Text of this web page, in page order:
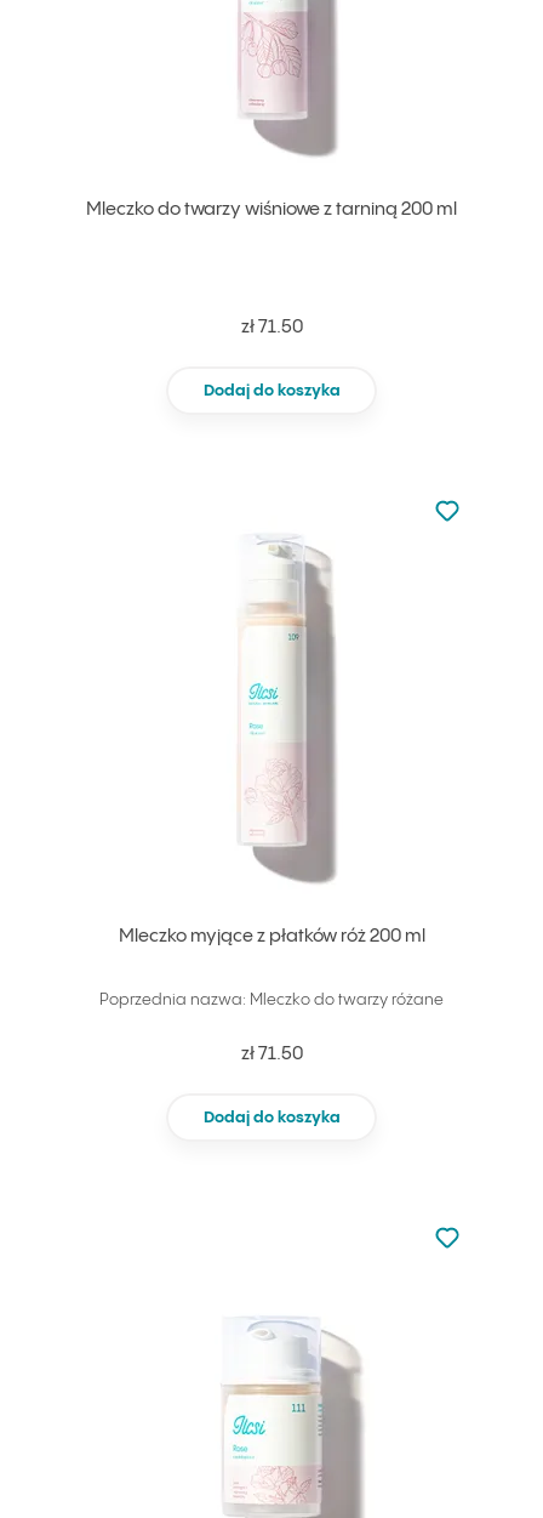
Mleczko do twarzy wiśniowe z tarniną 200 ml
zł 71.50
Dodaj do koszyka
Mleczko myjące z płatków róż 200 ml
Poprzednia nazwa: Mleczko do twarzy różane
zł 71.50
Dodaj do koszyka
Nie dodano
Dodaj do
Nie dodano
Dodaj do